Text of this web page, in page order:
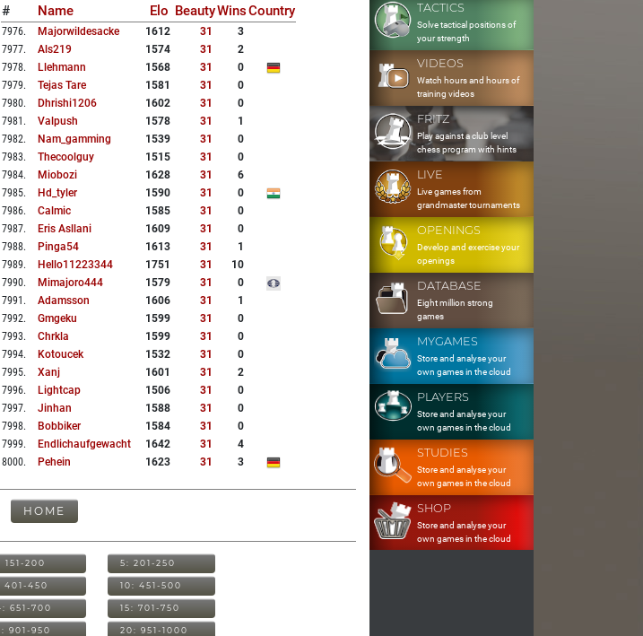
# Name Elo BeautyWinsCountry
7976. Majorwildesacke 1612 31
3
7977. Als219 1574 31
2
7978. Llehmann 1568 31
0
7979. Tejas Tare 1581 31
0
7980. Dhrishi1206 1602 31
0
7981 . Valpush 1578 31
1
7982. Nam_gamming 1539 31
0
7983. Thecoolguy 1515 31
0
7984. Miobozi 1628 31
6
7985. Hd_tyler 1590 31
0
7986. Calmic 1585 31
0
7987. Eris Asllani 1609 31
0
7988. Pinga54 1613 31
1
7989. Hello11223344 1751 31
10
7990. Mimajoro444 1579 31
0
7991 . Adamsson 1606 31
1
7992. Gmgeku 1599 31
0
7993. Chrkla 1599 31
0
7994. Kotoucek 1532 31
0
7995. Xanj 1601 31
2
7996. Lightcap 1506 31
0
7997. Jinhan 1588 31
0
7998. Bobbiker 1584 31
0
7999. Endlichaufgewacht 1642 31
4
8000. Pehein 1623 31 3
HOME
151-200 5: 201-250
401-450 10: 451-500
651-700 15: 701-750
901-950 20: 951-1000
TACTICS
Solve tactical positions of
your strength
VIDEOS
Watch hours and hours of
training videos
FRITZ
Play against a club level
chess program with hints
LIVE
Live games from
grandmaster tournaments
OPENINGS
Develop and exercise your
openings
DATABASE
Eight million strong
games
MYGAMES
Store and analyse your
own games in the cloud
PLAYERS
Store and analyse your
own games in the cloud
STUDIES
Store and analyse your
own games in the cloud
SHOP
Store and analyse your
own games in the cloud